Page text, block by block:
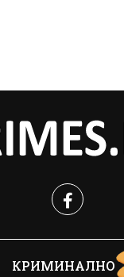
КРИМИНАЛНО